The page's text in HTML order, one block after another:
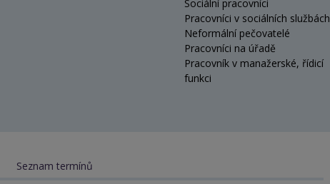
Sociální pracovníci
Pracovníci v sociálních službách
Neformální pečovatelé
Pracovníci na úřadě
Pracovník v manažerské, řídicí
funkci
Seznam termínů